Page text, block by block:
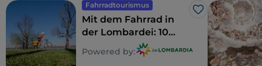
Fahrradtourismus
Like
Mit dem Fahrrad in
der Lombardei: 10
Routen für Familien
Powered by: